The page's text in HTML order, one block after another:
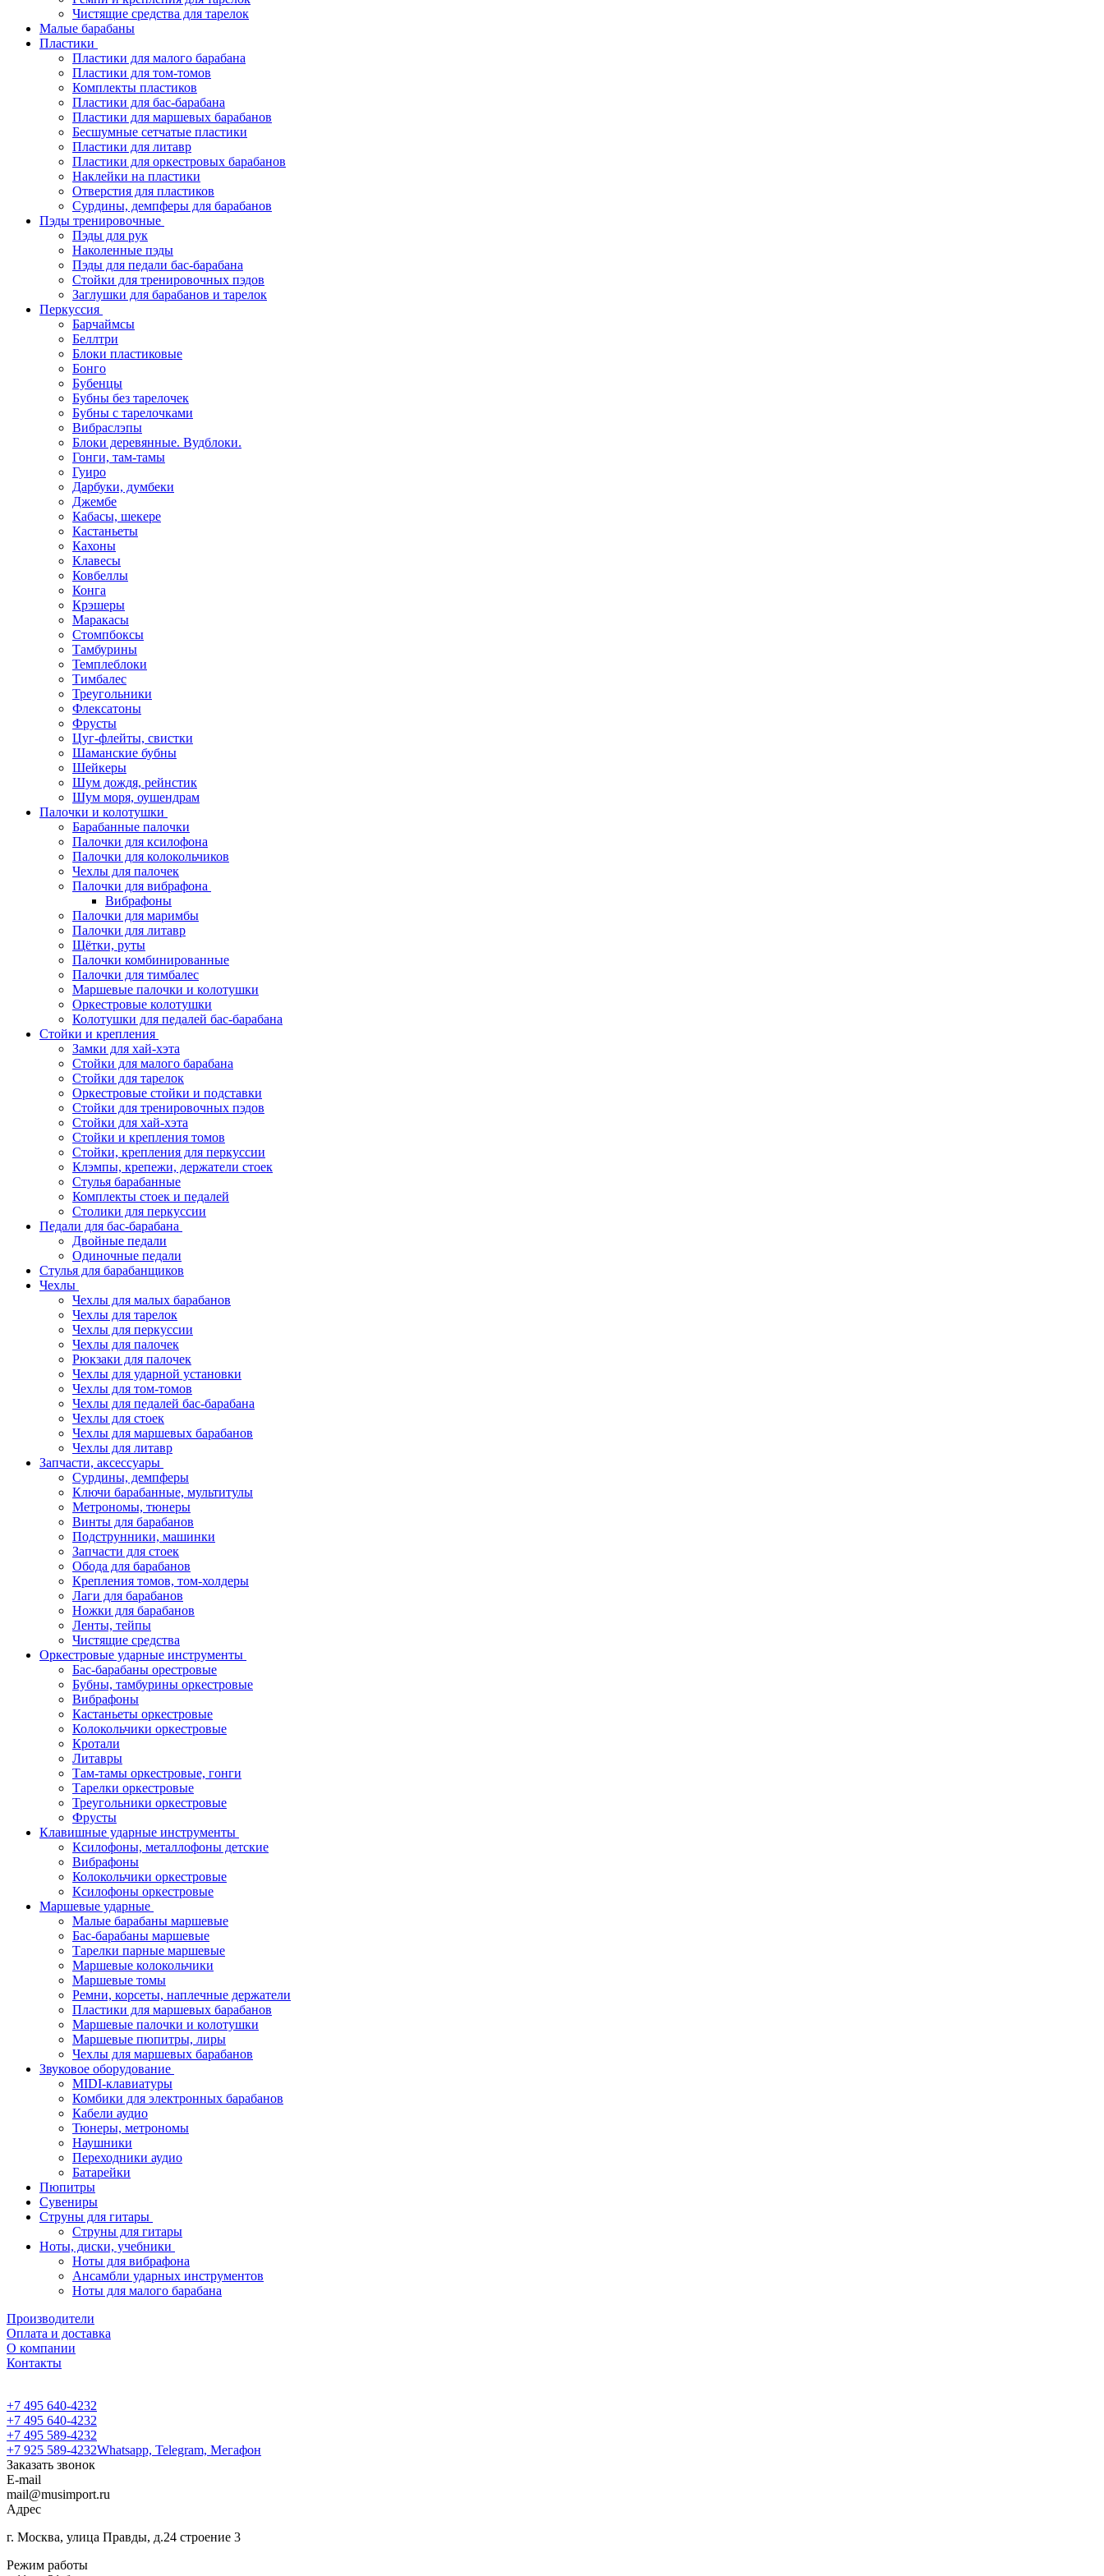
Чистящие средства для тарелок
Малые барабаны
Пластики
Пластики для малого барабана
Пластики для том-томов
Комплекты пластиков
Пластики для бас-барабана
Пластики для маршевых барабанов
Бесшумные сетчатые пластики
Пластики для литавр
Пластики для оркестровых барабанов
Наклейки на пластики
Отверстия для пластиков
Сурдины, демпферы для барабанов
Пэды тренировочные
Пэды для рук
Наколенные пэды
Пэды для педали бас-барабана
Стойки для тренировочных пэдов
Заглушки для барабанов и тарелок
Перкуссия
Барчаймсы
Беллтри
Блоки пластиковые
Бонго
Бубенцы
Бубны без тарелочек
Бубны с тарелочками
Вибраслэпы
Блоки деревянные. Вудблоки.
Гонги, там-тамы
Гуиро
Дарбуки, думбеки
Джембе
Кабасы, шекере
Кастаньеты
Кахоны
Клавесы
Ковбеллы
Конга
Крэшеры
Маракасы
Стомпбоксы
Тамбурины
Темплеблоки
Тимбалес
Треугольники
Флексатоны
Фрусты
Цуг-флейты, свистки
Шаманские бубны
Шейкеры
Шум дождя, рейнстик
Шум моря, оушендрам
Палочки и колотушки
Барабанные палочки
Палочки для ксилофона
Палочки для колокольчиков
Чехлы для палочек
Палочки для вибрафона
Вибрафоны
Палочки для маримбы
Палочки для литавр
Щётки, руты
Палочки комбинированные
Палочки для тимбалес
Маршевые палочки и колотушки
Оркестровые колотушки
Колотушки для педалей бас-барабана
Стойки и крепления
Замки для хай-хэта
Стойки для малого барабана
Стойки для тарелок
Оркестровые стойки и подставки
Стойки для тренировочных пэдов
Стойки для хай-хэта
Стойки и крепления томов
Стойки, крепления для перкуссии
Клэмпы, крепежи, держатели стоек
Стулья барабанные
Комплекты стоек и педалей
Столики для перкуссии
Педали для бас-барабана
Двойные педали
Одиночные педали
Стулья для барабанщиков
Чехлы
Чехлы для малых барабанов
Чехлы для тарелок
Чехлы для перкуссии
Чехлы для палочек
Рюкзаки для палочек
Чехлы для ударной установки
Чехлы для том-томов
Чехлы для педалей бас-барабана
Чехлы для стоек
Чехлы для маршевых барабанов
Чехлы для литавр
Запчасти, аксессуары
Сурдины, демпферы
Ключи барабанные, мультитулы
Метрономы, тюнеры
Винты для барабанов
Подструнники, машинки
Запчасти для стоек
Обода для барабанов
Крепления томов, том-холдеры
Лаги для барабанов
Ножки для барабанов
Ленты, тейпы
Чистящие средства
Оркестровые ударные инструменты
Бас-барабаны орестровые
Бубны, тамбурины оркестровые
Вибрафоны
Кастаньеты оркестровые
Колокольчики оркестровые
Кротали
Литавры
Там-тамы оркестровые, гонги
Тарелки оркестровые
Треугольники оркестровые
Фрусты
Клавишные ударные инструменты
Ксилофоны, металлофоны детские
Вибрафоны
Колокольчики оркестровые
Ксилофоны оркестровые
Маршевые ударные
Малые барабаны маршевые
Бас-барабаны маршевые
Тарелки парные маршевые
Маршевые колокольчики
Маршевые томы
Ремни, корсеты, наплечные держатели
Пластики для маршевых барабанов
Маршевые палочки и колотушки
Маршевые пюпитры, лиры
Чехлы для маршевых барабанов
Звуковое оборудование
MIDI-клавиатуры
Комбики для электронных барабанов
Кабели аудио
Тюнеры, метрономы
Наушники
Переходники аудио
Батарейки
Пюпитры
Сувениры
Струны для гитары
Струны для гитары
Ноты, диски, учебники
Ноты для вибрафона
Ансамбли ударных инструментов
Ноты для малого барабана
Производители
Оплата и доставка
О компании
Контакты
+7 495 640-4232
+7 495 640-4232
+7 495 589-4232
+7 925 589-4232Whatsapp, Telegram, Мегафон
Заказать звонок
E-mail
mail@musimport.ru
Адрес
г. Москва, улица Правды, д.24 строение 3
Режим работы